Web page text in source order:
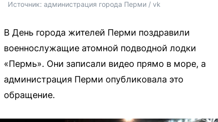
Источник: администрация города Перми / vk
В День города жителей Перми поздравили
военнослужащие атомной подводной лодки
«Пермь». Они записали видео прямо в море, а
администрация Перми опубликовала это
обращение.